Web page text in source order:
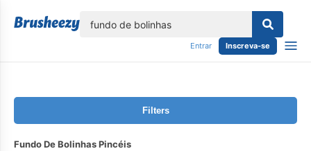
Entrar Inscreva-se
Filters
Fundo De Bolinhas Pincéis